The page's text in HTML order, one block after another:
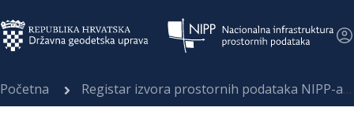
Početna Registar izvora prostornih podataka NIPP-a